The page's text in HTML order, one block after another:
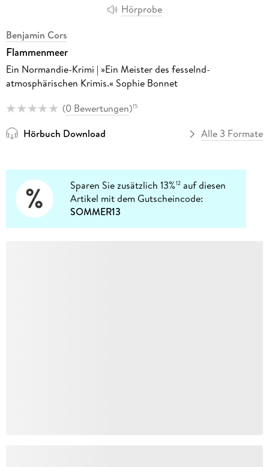
Hörprobe
Benjamin Cors
Flammenmeer
Ein Normandie-Krimi | »Ein Meister des fesselnd-
atmosphärischen Krimis.« Sophie Bonnet
(0 Bewertungen)15
Hörbuch Download Alle 3 Formate
Sparen Sie zusätzlich 13%12 auf diesen
Artikel mit dem Gutscheincode:
SOMMER13